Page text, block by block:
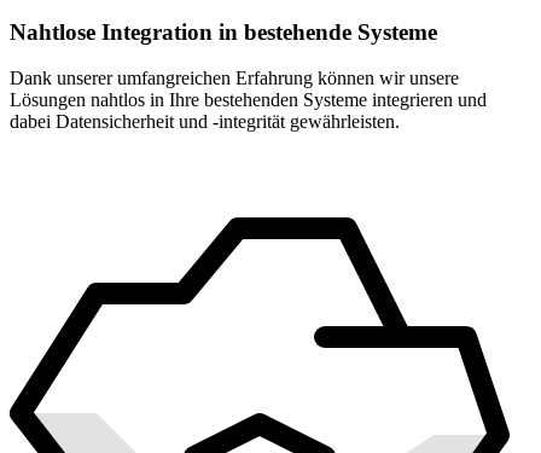
Nahtlose Integration in bestehende Systeme
Dank unserer umfangreichen Erfahrung können wir unsere
Lösungen nahtlos in Ihre bestehenden Systeme integrieren und
dabei Datensicherheit und -integrität gewährleisten.